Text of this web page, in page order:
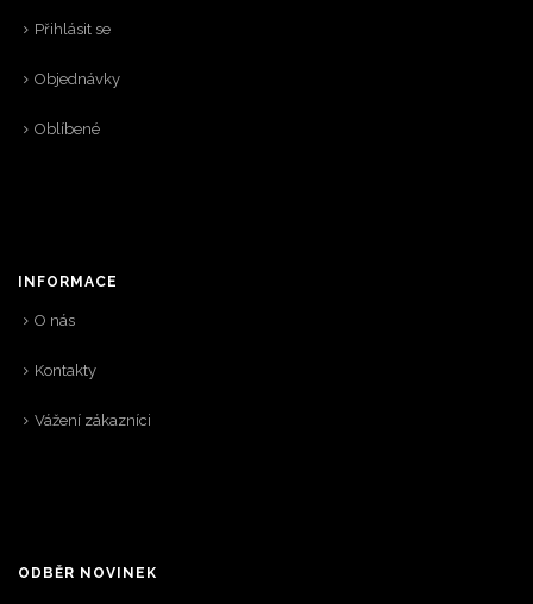
Přihlásit se
Objednávky
Oblíbené
INFORMACE
O nás
Kontakty
Vážení zákazníci
ODBĚR NOVINEK